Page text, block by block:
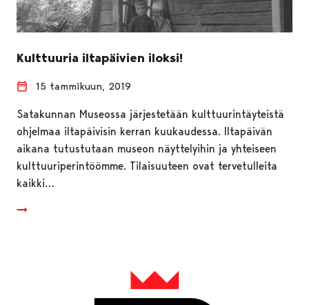
Kulttuuria iltapäivien iloksi!
15 tammikuun, 2019
Satakunnan Museossa järjestetään kulttuurintäyteistä
ohjelmaa iltapäivisin kerran kuukaudessa. Iltapäivän
aikana tutustutaan museon näyttelyihin ja yhteiseen
kulttuuriperintöömme. Tilaisuuteen ovat tervetulleita
kaikki…